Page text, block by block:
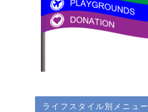
ライフスタイル別メニュー